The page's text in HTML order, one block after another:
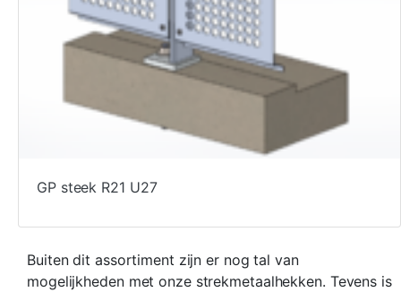
GP steek R21 U27
Buiten dit assortiment zijn er nog tal van
mogelijkheden met onze strekmetaalhekken. Tevens is